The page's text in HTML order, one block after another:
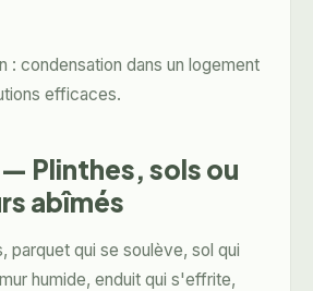
: condensation dans un logement
efficaces.
Plinthes, sols ou
abîmés
parquet qui se soulève, sol qui
humide, enduit qui s'effrite,